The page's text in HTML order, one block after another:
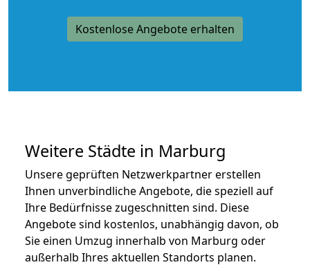
Kostenlose Angebote erhalten
Weitere Städte in Marburg
Unsere geprüften Netzwerkpartner erstellen
Ihnen unverbindliche Angebote, die speziell auf
Ihre Bedürfnisse zugeschnitten sind. Diese
Angebote sind kostenlos, unabhängig davon, ob
Sie einen Umzug innerhalb von Marburg oder
außerhalb Ihres aktuellen Standorts planen.